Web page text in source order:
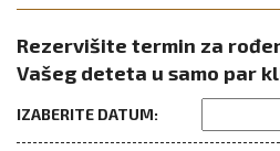
Rezervišite termin za
Vašeg deteta u samo par
IZABERITE DATUM: